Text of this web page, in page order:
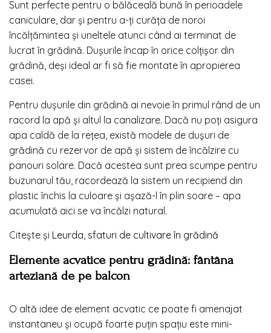
Sunt perfecte pentru o bălăceală bună în perioadele
caniculare, dar și pentru a-ți curăța de noroi
încălțămintea și uneltele atunci când ai terminat de
lucrat în grădină. Dușurile încap în orice colțișor din
grădină, deși ideal ar fi să fie montate în apropierea
casei.
Pentru dușurile din grădină ai nevoie în primul rând de un
racord la apă și altul la canalizare. Dacă nu poți asigura
apa caldă de la rețea, există modele de dușuri de
grădină cu rezervor de apă și sistem de încălzire cu
panouri solare. Dacă acestea sunt prea scumpe pentru
buzunarul tău, racordează la sistem un recipiend din
plastic închis la culoare și așază-l în plin soare – apa
acumulată aici se va încălzi natural.
Citește și Leurda, sfaturi de cultivare în grădină
Elemente acvatice pentru grădină: fântâna
arteziană de pe balcon
O altă idee de element acvatic ce poate fi amenajat
instantaneu şi ocupă foarte puţin spaţiu este mini-